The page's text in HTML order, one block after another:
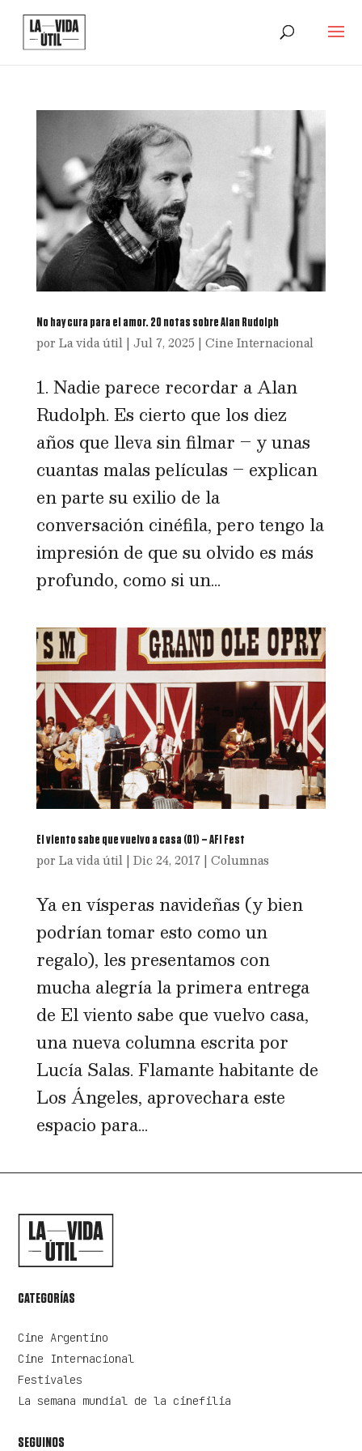
No hay cura para el amor. 20 notas sobre Alan Rudolph
por La vida útil| Jul 7, 2025 | Cine Internacional
1. Nadie parece recordar a Alan
Rudolph. Es cierto que los diez
años que lleva sin filmar – y unas
cuantas malas películas – explican
en parte su exilio de la
conversación cinéfila, pero tengo la
impresión de que su olvido es más
profundo, como si un...
El viento sabe que vuelvo a casa (01) – AFI Fest
por La vida útil| Dic 24, 2017| Columnas
Ya en vísperas navideñas (y bien
podrían tomar esto como un
regalo), les presentamos con
mucha alegría la primera entrega
de El viento sabe que vuelvo casa,
una nueva columna escrita por
Lucía Salas. Flamante habitante de
Los Ángeles, aprovechara este
espacio para...
CATEGORÍAS
Cine Argentino
Cine Internacional
Festivales
La semana mundial de la cinefilia
SEGUINOS